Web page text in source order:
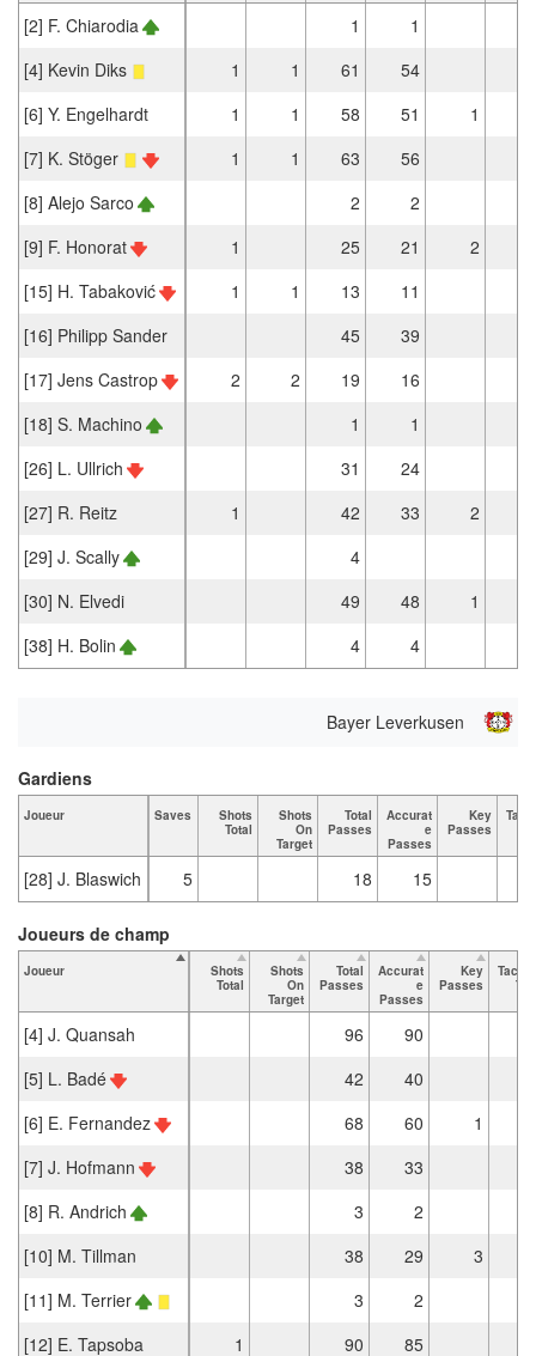
[2] F. Chiarodia 1
1
[4] Kevin Diks
1 1 61 54
[6] Y. Engelhardt
1 1 58 51 1
[7] K. Stöger
1 1 63 56
[8] Alejo Sarco
2
2
[9] F. Honorat
1 25 21 2
[15] H. Tabaković
1 1 13
11
[16] Philipp Sander
45 39
[17] Jens Castrop
2 2 19 16
[18] S. Machino
1
1
[26] L. Ullrich
31 24
[27] R. Reitz
1 42 33 2
[29] J. Scally
4
[30] N. Elvedi
49 48 1
[38] H. Bolin
4 4
Bayer Leverkusen
Joueur Saves
Shots
Total
Shots
On
Target
Total
Passes
Accurat
e
Passes
Key
Passes
[28] J. Blaswich 5 18 15
Gardiens
Joueur
Shots
Total
Shots
On
Target
Total
Passes
Accurat
e
Passes
Key
Passes
[4] J. Quansah 96
90
[5] L. Badé
42
40
[6] E. Fernandez
68 60 1
[7] J. Hofmann
38
33
[8] R. Andrich
3
2
[10] M. Tillman
38 29 3
[11] M. Terrier
3
2
[12] E. Tapsoba
1 90 85
Joueurs de champ